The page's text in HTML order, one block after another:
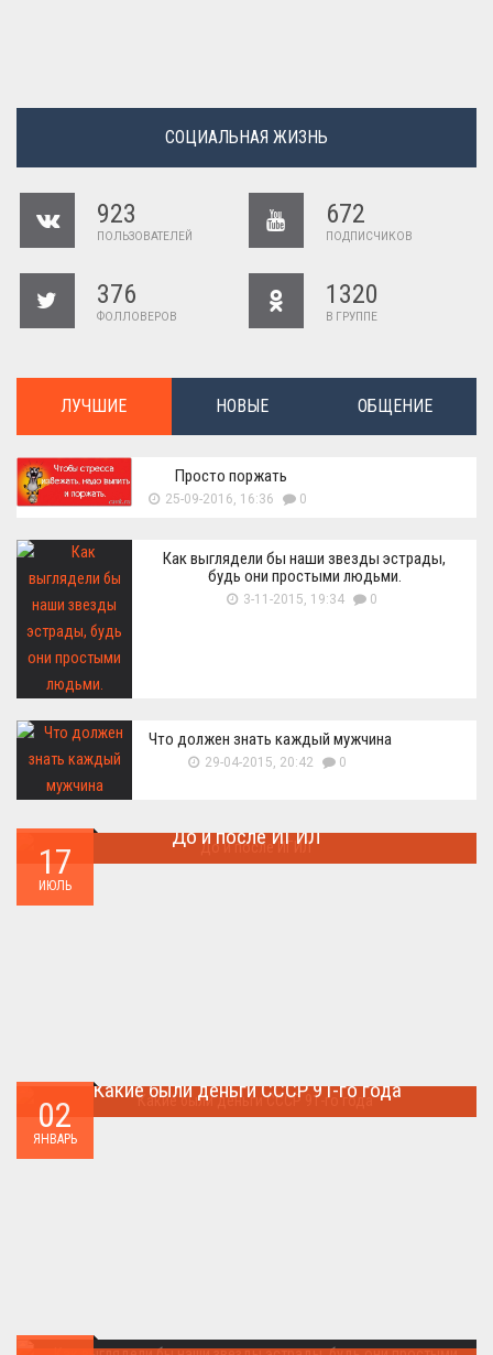
СОЦИАЛЬНАЯ ЖИЗНЬ
923
ПОЛЬЗОВАТЕЛЕЙ
672
ПОДПИСЧИКОВ
376
ФОЛЛОВЕРОВ
1320
В ГРУППЕ
ЛУЧШИЕ НОВЫЕ ОБЩЕНИЕ
Просто поржать
25-09-2016, 16:36 0
Как выглядели бы наши звезды эстрады,
будь они простыми людьми.
3-11-2015, 19:34 0
Что должен знать каждый мужчина
29-04-2015, 20:42 0
17
ИЮЛЬ
До и после ИГИЛ
02
ЯНВАРЬ
Какие были деньги СССР 91-го года